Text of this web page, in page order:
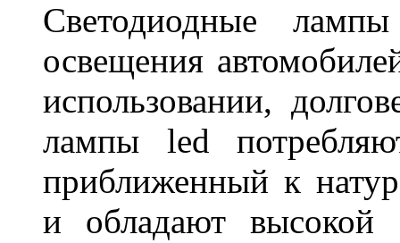
Светодиодные
освещения
использовании,
лампы led
приближенный к
и обладают высокой